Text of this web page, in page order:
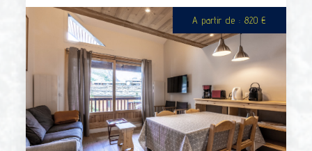
A partir de : 820 €